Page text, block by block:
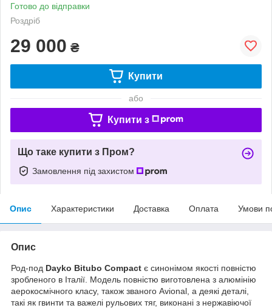
Готово до відправки
Роздріб
29 000 ₴
Купити
або
Купити з
Що таке купити з Пром?
Замовлення під захистом
Опис Характеристики Доставка Оплата Умови
Опис
Род-под Dayko Bitubo Compact є синонімом якості повністю
зробленого в Італії. Модель повністю виготовлена з алюмінію
аерокосмічного класу, також званого Avional, а деякі деталі,
такі як гвинти та важелі рульових тяг, виконані з нержавіючої